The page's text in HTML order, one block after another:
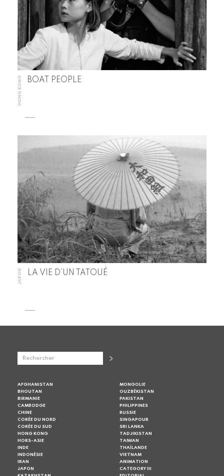
HONG KONG BOAT PEOPLE
JAPON LA VIE D’UN TATOUÉ
AFGHANISTAN
BHOUTAN
BIRMANIE
CAMBODGE
CHINE
CORÉE DU NORD
CORÉE DU SUD
HONG KONG
HORS-ASIE
INDE
INDONÉSIE
IRAN
JAPON
MONGOLIE
OUZBÉKISTAN
PAKISTAN
PHILIPPINES
RUSSIE
SINGAPOUR
SRI LANKA
TADJIKISTAN
TAIWAN
THAÏLANDE
VIETNAM
ANIMATION
CATEGORY III